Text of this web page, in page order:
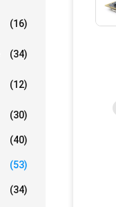
(16)
(34)
(12)
(30)
(40)
(53)
(34)